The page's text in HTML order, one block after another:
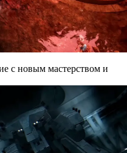
с новым мастерством и